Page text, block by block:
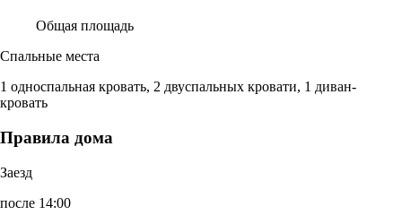
Общая площадь
Спальные места
1 односпальная кровать, 2 двуспальных кровати, 1 диван-
кровать
Правила дома
Заезд
после 14:00